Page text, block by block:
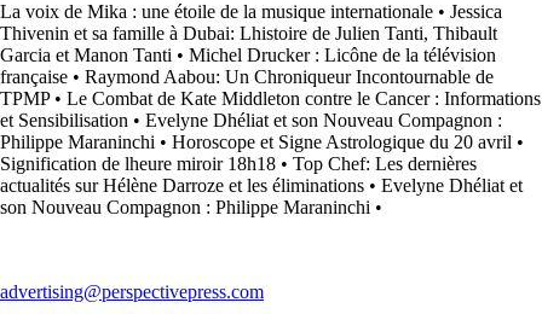
La voix de Mika : une étoile de la musique internationale • Jessica
Thivenin et sa famille à Dubai: Lhistoire de Julien Tanti, Thibault
Garcia et Manon Tanti • Michel Drucker : Licône de la télévision
française • Raymond Aabou: Un Chroniqueur Incontournable de
TPMP• Le Combat de Kate Middleton contre le Cancer : Informations
et Sensibilisation • Evelyne Dhéliat et son Nouveau Compagnon :
Philippe Maraninchi • Horoscope et Signe Astrologique du 20 avril •
Signification de lheure miroir 18h18 • Top Chef: Les dernières
actualités sur Hélène Darroze et les éliminations • Evelyne Dhéliat et
son Nouveau Compagnon : Philippe Maraninchi •
advertising@perspectivepress.com